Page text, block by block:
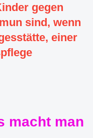
gegen
sind, wenn
einer
macht man